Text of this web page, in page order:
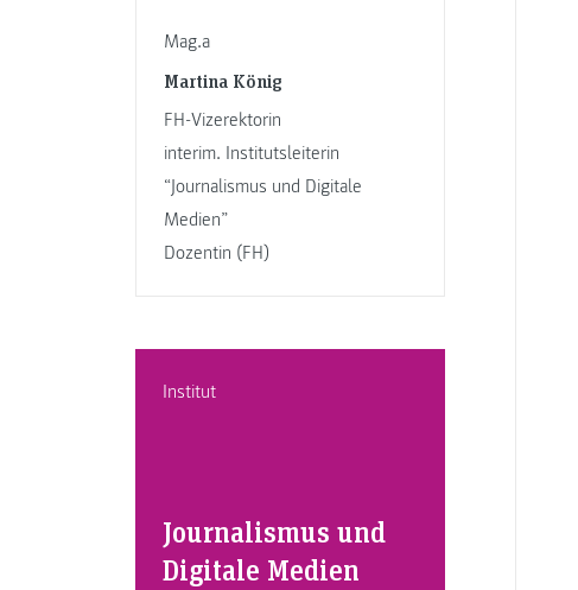
Mag.a
Martina König
FH-Vizerektorin
interim. Institutsleiterin
“Journalismus und Digitale
Medien”
Dozentin (FH)
Institut
Journalismus und
Digitale Medien